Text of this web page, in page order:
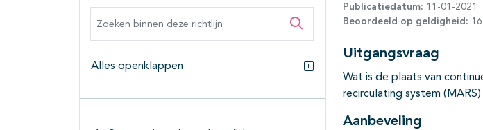
Zoeken binnen deze richtlijn
Alles openklappen
Alles openklappen
Publicatiedatum: 11-01-2021
Beoordeeld op geldigheid:
Uitgangsvraag
Wat is de plaats van
recirculating system
Aanbeveling